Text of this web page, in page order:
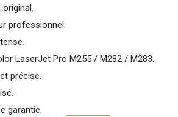
original.
professionnel.
LaserJet Pro M255 / M282 / M283.
précise.
garantie.